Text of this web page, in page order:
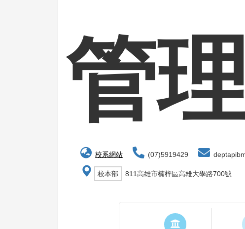
管
校系網站 (07)5919429
校本部 811高雄市楠梓區高雄大學路700號